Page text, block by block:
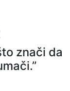
znači da